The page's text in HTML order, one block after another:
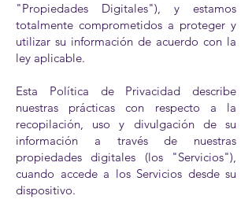
"Propiedades Digitales"), y estamos
totalmente comprometidos a proteger y
utilizar su información de acuerdo con la
ley aplicable.
Esta Política de Privacidad describe
nuestras prácticas con respecto a la
recopilación, uso y divulgación de su
información a través de nuestras
propiedades digitales (los "Servicios"),
cuando accede a los Servicios desde su
dispositivo.